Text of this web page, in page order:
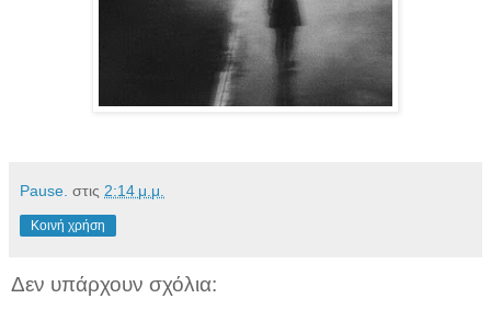
Pause. στις 2:14 μ.μ.
Κοινή χρήση
Δεν υπάρχουν σχόλια: